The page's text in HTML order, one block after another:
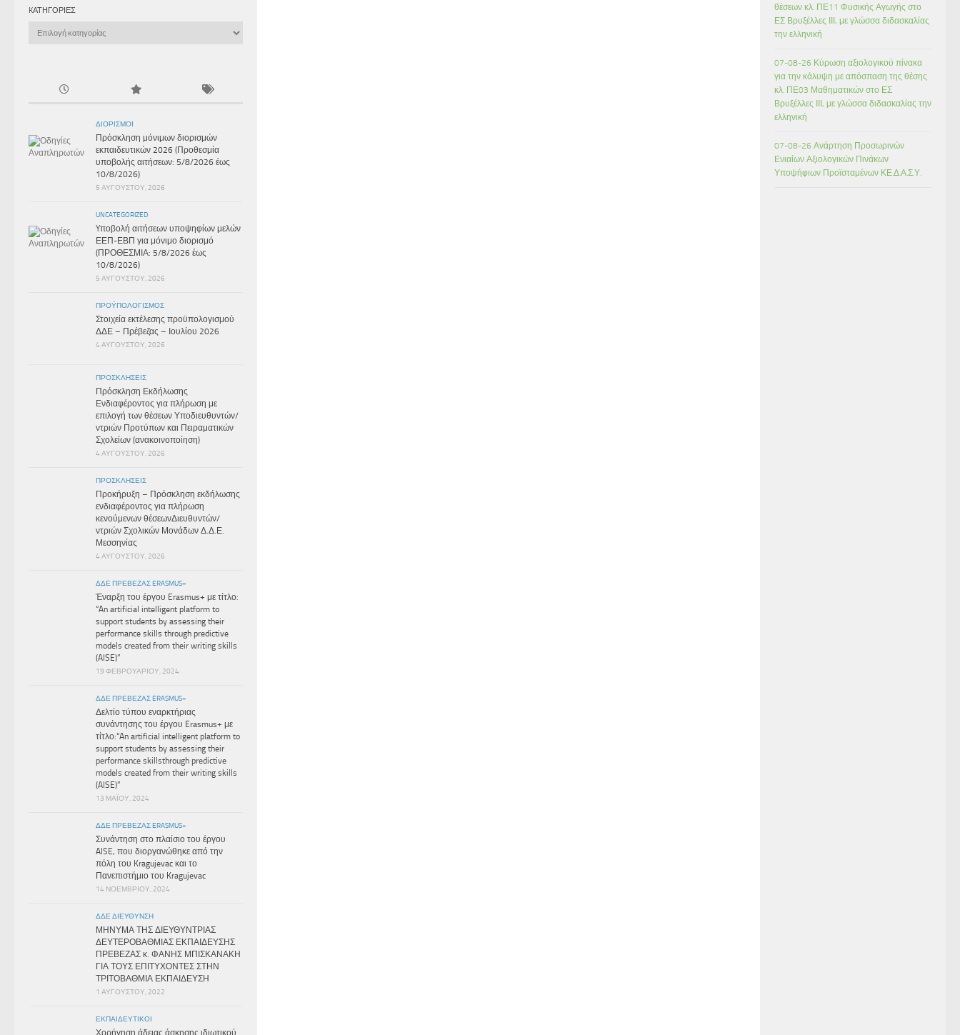
KΑΤΗΓΟΡΊΕΣ
Kατηγορίες
ΔΙΟΡΙΣΜΟΊ
Πρόσκληση μόνιμων διορισμών
εκπαιδευτικών 2026 (Προθεσμία
υποβολής αιτήσεων: 5/8/2026 έως
10/8/2026)
5 ΑΥΓΟΎΣΤΟΥ, 2026
UNCATEGORIZED
Yποβολή αιτήσεων υποψηφίων μελών
ΕΕΠ-ΕΒΠ για μόνιμο διορισμό
(ΠΡΟΘΕΣΜΙΑ: 5/8/2026 έως
10/8/2026)
5 ΑΥΓΟΎΣΤΟΥ, 2026
ΠΡΟΫΠΟΛΟΓΙΣΜΌΣ
Στοιχεία εκτέλεσης προϋπολογισμού
ΔΔΕ – Πρέβεζας – Ιουλίου 2026
4 ΑΥΓΟΎΣΤΟΥ, 2026
ΠΡΟΣΚΛΉΣΕΙΣ
Πρόσκληση Εκδήλωσης
Ενδιαφέροντος για πλήρωση με
επιλογή των θέσεων Υποδιευθυντών/
ντριών Προτύπων και Πειραματικών
Σχολείων (ανακοινοποίηση)
4 ΑΥΓΟΎΣΤΟΥ, 2026
ΠΡΟΣΚΛΉΣΕΙΣ
Προκήρυξη – Πρόσκληση εκδήλωσης
ενδιαφέροντος για πλήρωση
κενούμενων θέσεωνΔιευθυντών/
ντριών Σχολικών Μονάδων Δ.Δ.Ε.
Μεσσηνίας
4 ΑΥΓΟΎΣΤΟΥ, 2026
ΔΔΕ ΠΡΕΒΕΖΑΣ ERASMUS+
Έναρξη του έργου Erasmus+ με τίτλο:
“An artificial intelligent platform to
support students by assessing their
performance skills through predictive
models created from their writing skills
(AISE)”
19 ΦΕΒΡΟΥΑΡΊΟΥ, 2024
ΔΔΕ ΠΡΕΒΕΖΑΣ ERASMUS+
Δελτίο τύπου εναρκτήριας
συνάντησης του έργου Erasmus+ με
τίτλο:“An artificial intelligent platform to
support students by assessing their
performance skillsthrough predictive
models created from their writing skills
(AISE)”
13 ΜΑΪ́ΟΥ, 2024
ΔΔΕ ΠΡΕΒΕΖΑΣ ERASMUS+
Συνάντηση στο πλαίσιο του έργου
AISE, που διοργανώθηκε από την
πόλη του Kragujevac και το
Πανεπιστήμιο του Kragujevac
14 ΝΟΕΜΒΡΊΟΥ, 2024
ΔΔΕ ΔΙΕΎΘΥΝΣΗ
ΜΗΝΥΜΑ ΤΗΣ ΔΙΕΥΘΥΝΤΡΙΑΣ
ΔΕΥΤΕΡΟΒΑΘΜΙΑΣ ΕΚΠΑΙΔΕΥΣΗΣ
ΠΡΕΒΕΖΑΣ κ. ΦΑΝΗΣ ΜΠΙΣΚΑΝΑΚΗ
ΓΙΑ ΤΟΥΣ ΕΠΙΤΥΧΟΝΤΕΣ ΣΤΗΝ
ΤΡΙΤΟΒΑΘΜΙΑ ΕΚΠΑΙΔΕΥΣΗ
1 ΑΥΓΟΎΣΤΟΥ, 2022
ΕΚΠΑΙΔΕΥΤΙΚΟΊ
Χορήγηση άδειας άσκησης ιδιωτικού
θέσεων κλ. ΠΕ11 Φυσικής Αγωγής στο
ΕΣ Βρυξέλλες ΙΙΙ, με γλώσσα διδασκαλίας
την ελληνική
07-08-26 Κύρωση αξιολογικού πίνακα
για την κάλυψη με απόσπαση της θέσης
κλ. ΠΕ03 Μαθηματικών στο ΕΣ
Βρυξέλλες ΙΙΙ, με γλώσσα διδασκαλίας την
ελληνική
07-08-26 Ανάρτηση Προσωρινών
Ενιαίων Αξιολογικών Πινάκων
Υποψήφιων Προϊσταμένων ΚΕ.Δ.Α.Σ.Υ.